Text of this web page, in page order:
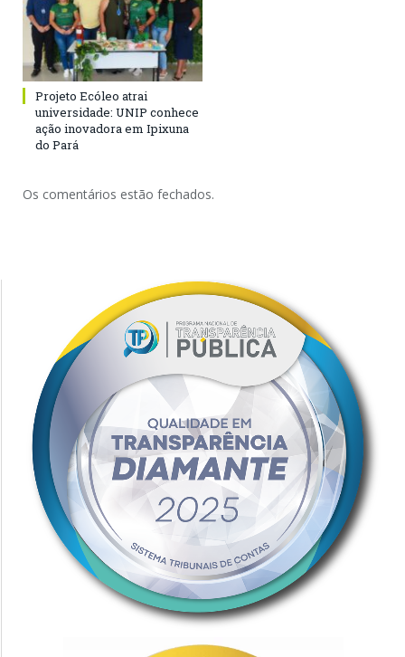
Projeto Ecóleo atrai
universidade: UNIP conhece
ação inovadora em Ipixuna
do Pará
Os comentários estão fechados.